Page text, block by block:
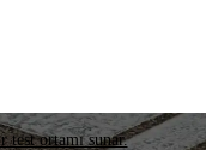
test ortamı sunar.